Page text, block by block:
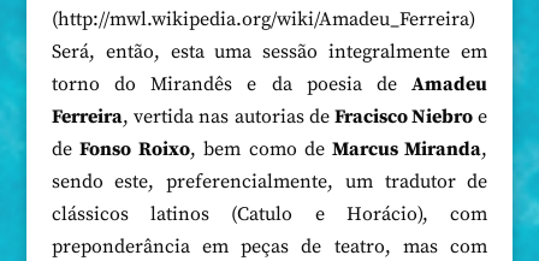
(http://mwl.wikipedia.org/wiki/Amadeu_Ferreira)
Será, então, esta uma sessão integralmente em
torno do Mirandês e da poesia deAmadeu
Ferreira, vertida nas autorias de Fracisco Niebro e
deFonso Roixo, bem como de Marcus Miranda,
sendo este, preferencialmente, um tradutor de
clássicos latinos (Catulo e Horácio), com
preponderância em peças de teatro, mas com